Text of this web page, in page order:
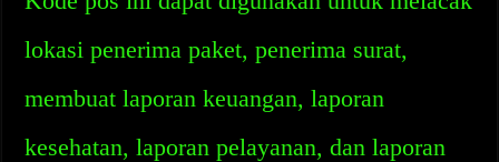
lokasi penerima paket, penerima surat,
membuat laporan keuangan, laporan
kesehatan, laporan pelayanan, dan laporan